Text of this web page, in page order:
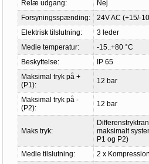
Relæ udgang:
Nej
Forsyningsspænding:
24V AC (+15/-
Elektrisk tilslutning:
3 leder
Medie temperatur:
-15..+80 °C
Beskyttelse:
IP 65
Maksimal tryk på +
(P1):
12 bar
Maksimal tryk på -
(P2):
12 bar
Maks tryk:
maksimalt
P1 og P2)
Medie tilslutning:
2 x